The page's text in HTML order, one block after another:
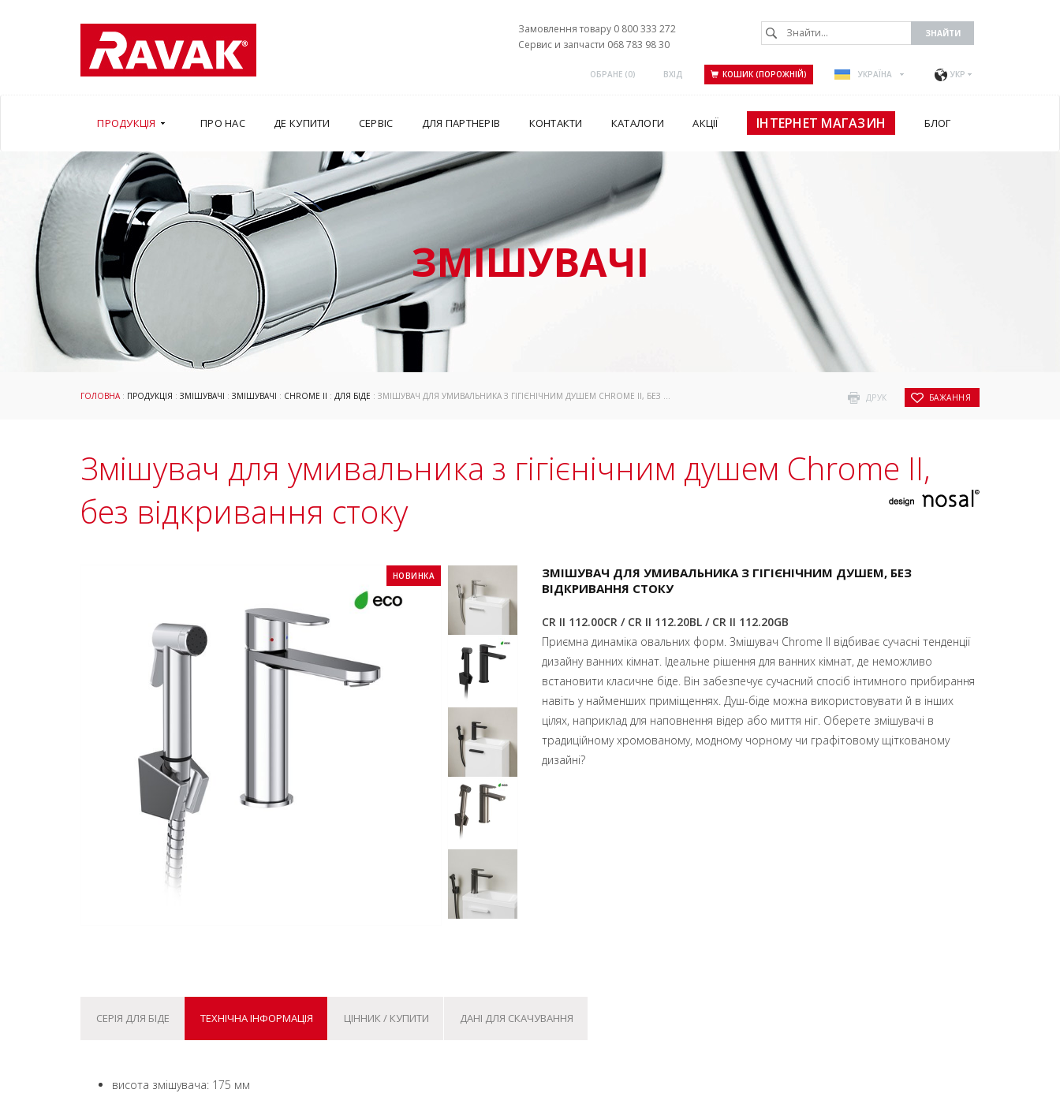
Замовлення товару 0 800 333 272
Сервис и запчасти 068 783 98 30
ОБРАНЕ (0) ВХІД КОШИК (ПОРОЖНІЙ) УКРАЇНА УКР
ПРОДУКЦІЯ ПРО НАС ДЕ КУПИТИ СЕРВІС ДЛЯ ПАРТНЕРІВ КОНТАКТИ КАТАЛОГИ АКЦІЇ ІНТЕРНЕТ МАГАЗИН БЛОГ
ЗМІШУВАЧІ
ДРУК БАЖАННЯ
ГОЛОВНА: ПРОДУКЦІЯ : ЗМІШУВАЧІ : ЗМІШУВАЧІ : CHROME II : ДЛЯ БІДЕ : ЗМІШУВАЧ ДЛЯ УМИВАЛЬНИКА З ГІГІЄНІЧНИМ ДУШЕМ CHROME II, БЕЗ ВІДКРИВАННЯ СТОКУ
Змішувач для умивальника з гігієнічним душем Chrome II,
без відкривання стоку
НОВИНКА
ЗМІШУВАЧ ДЛЯ УМИВАЛЬНИКА З ГІГІЄНІЧНИМ ДУШЕМ, БЕЗ
ВІДКРИВАННЯ СТОКУ
CR II 112.00CR / CR II 112.20BL / CR II 112.20GB
Приємна динаміка овальних форм. Змішувач Chrome II відбиває сучасні тенденції
дизайну ванних кімнат. Ідеальне рішення для ванних кімнат, де неможливо
встановити класичне біде. Він забезпечує сучасний спосіб інтимного прибирання
навіть у найменших приміщеннях. Душ-біде можна використовувати й в інших
цілях, наприклад для наповнення відер або миття ніг. Оберете змішувачі в
традиційному хромованому, модному чорному чи графітовому щіткованому
дизайні?
СЕРІЯ ДЛЯ БІДЕ ТЕХНІЧНА ІНФОРМАЦІЯ ЦІННИК / КУПИТИ ДАНІ ДЛЯ СКАЧУВАННЯ
висота змішувача: 175 мм